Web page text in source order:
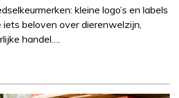
kleine logo’s en labels
iets beloven over dierenwelzijn,
handel….